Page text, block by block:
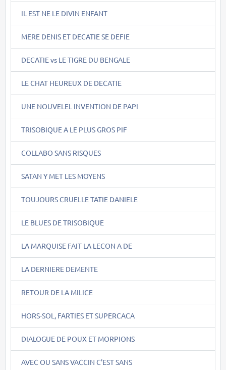
IL EST NE LE DIVIN ENFANT
MERE DENIS ET DECATIE SE DEFIE
DECATIE vs LE TIGRE DU BENGALE
LE CHAT HEUREUX DE DECATIE
UNE NOUVELEL INVENTION DE PAPI
TRISOBIQUE A LE PLUS GROS PIF
COLLABO SANS RISQUES
SATAN Y MET LES MOYENS
TOUJOURS CRUELLE TATIE DANIELE
LE BLUES DE TRISOBIQUE
LA MARQUISE FAIT LA LECON A DE
LA DERNIERE DEMENTE
RETOUR DE LA MILICE
HORS-SOL, FARTIES ET SUPERCACA
DIALOGUE DE POUX ET MORPIONS
AVEC OU SANS VACCIN C'EST SANS